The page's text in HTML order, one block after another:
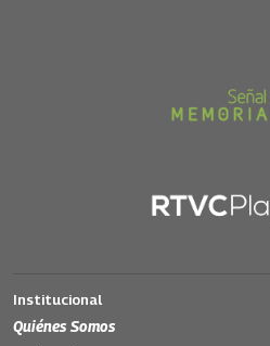
Institucional
Quiénes Somos